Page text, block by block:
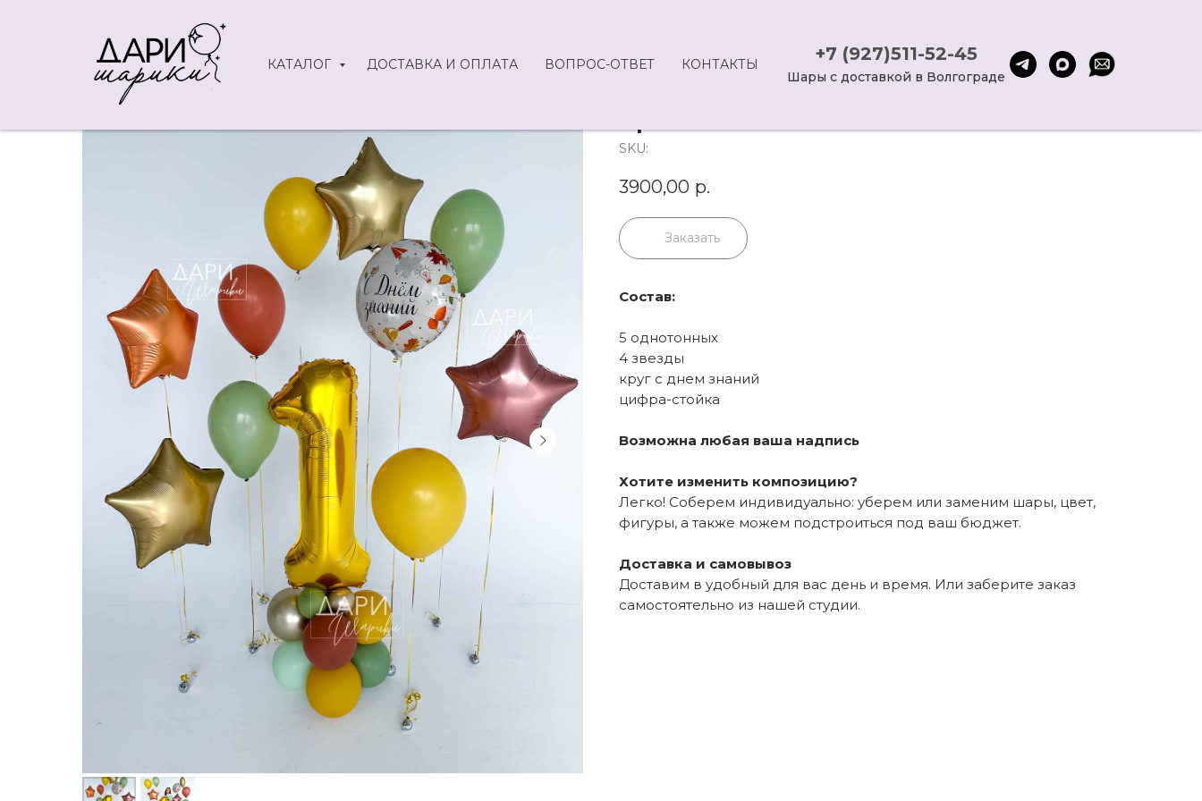
КАТАЛОГ ДОСТАВКА И ОПЛАТА ВОПРОС-ОТВЕТ КОНТАКТЫ +7 (927)511-52-45
Шары с доставкой в Волгограде
SKU:
3900,00 р.
Заказать
Состав:
5 однотонных
4 звезды
круг с днем знаний
цифра-стойка
Возможна любая ваша надпись
Хотите изменить композицию?
Легко! Соберем индивидуально: уберем или заменим шары, цвет,
фигуры, а также можем подстроиться под ваш бюджет.
Доставка и самовывоз
Доставим в удобный для вас день и время. Или заберите заказ
самостоятельно из нашей студии.